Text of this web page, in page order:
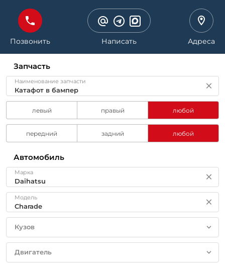
Позвонить Написать Адреса
Запчасть
Наименование запчасти
левый правый любой
передний задний любой
Автомобиль
Марка
Модель
Кузов
Двигатель